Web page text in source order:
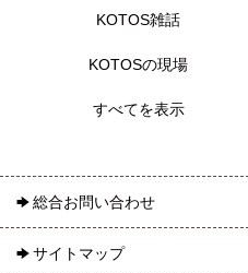
KOTOS雑話
KOTOSの現場
すべてを表示
総合お問い合わせ
サイトマップ